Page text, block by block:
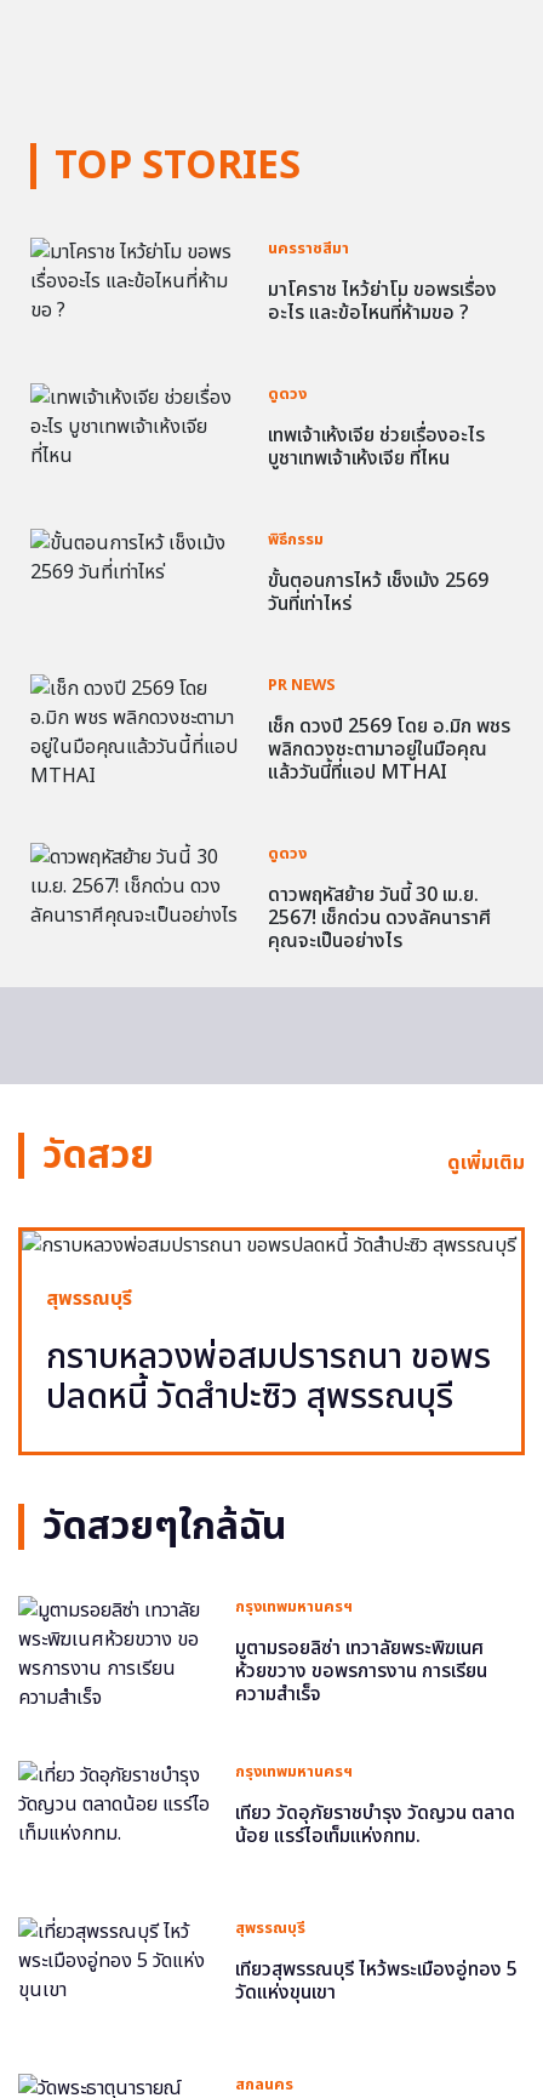
TOP STORIES
นครราชสีมา
มาโคราช ไหว้ย่าโม ขอพรเรื่อง
อะไร และข้อไหนที่ห้ามขอ ?
ดูดวง
เทพเจ้าเห้งเจีย ช่วยเรื่องอะไร
บูชาเทพเจ้าเห้งเจีย ที่ไหน
พิธีกรรม
ขั้นตอนการไหว้ เช็งเม้ง 2569
วันที่เท่าไหร่
PR NEWS
เช็ก ดวงปี 2569 โดย อ.มิก พชร
พลิกดวงชะตามาอยู่ในมือคุณ
แล้ววันนี้ที่แอป MTHAI
ดูดวง
ดาวพฤหัสย้าย วันนี้ 30 เม.ย.
2567! เช็กด่วน ดวงลัคนาราศี
คุณจะเป็นอย่างไร
วัดสวย ดูเพิ่มเติม
สุพรรณบุรี
กราบหลวงพ่อสมปรารถนา ขอพร
ปลดหนี้ วัดสำปะซิว สุพรรณบุรี
วัดสวยๆใกล้ฉัน
กรุงเทพมหานครฯ
มูตามรอยลิซ่า เทวาลัยพระพิฆเนศ
ห้วยขวาง ขอพรการงาน การเรียน
ความสำเร็จ
กรุงเทพมหานครฯ
เที่ยว วัดอุภัยราชบำรุง วัดญวน ตลาด
น้อย แรร์ไอเท็มแห่งกทม.
สุพรรณบุรี
เที่ยวสุพรรณบุรี ไหว้พระเมืองอู่ทอง 5
วัดแห่งขุนเขา
สกลนคร